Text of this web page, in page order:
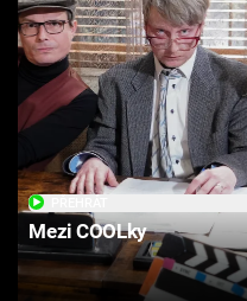
Mezi COOLky